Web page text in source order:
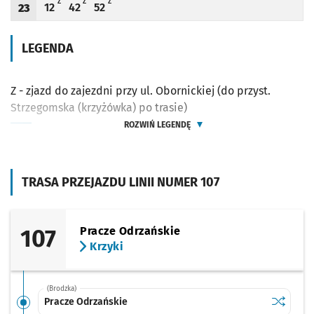
TRASA PRZEJAZDU LINII NUMER 107
107
Pracze Odrzańskie
Krzyki
(Brodzka)
Pracze Odrzańskie Sprawdź
Pracze
Godzina odjazdu
23
Odjazd
12
minut po godzinie 23
Odjazd
42
minut po godzinie 23
Odjazd
52
minut po godzinie 23
LEGENDA
Z - zjazd do zajezdni przy ul. Obornickiej (do przyst.
Strzegomska (krzyżówka) po trasie)
ROZWIŃ LEGENDĘ